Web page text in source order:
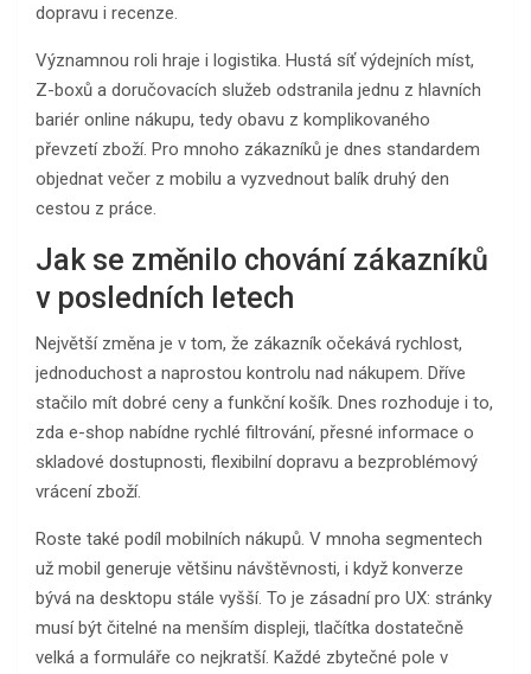
dopravu i recenze.
Významnou roli hraje i logistika. Hustá síť výdejních míst,
Z-boxů a doručovacích služeb odstranila jednu z hlavních
bariér online nákupu, tedy obavu z komplikovaného
převzetí zboží. Pro mnoho zákazníků je dnes standardem
objednat večer z mobilu a vyzvednout balík druhý den
cestou z práce.
Jak se změnilo chování zákazníků
v posledních letech
Největší změna je v tom, že zákazník očekává rychlost,
jednoduchost a naprostou kontrolu nad nákupem. Dříve
stačilo mít dobré ceny a funkční košík. Dnes rozhoduje i to,
zda e-shop nabídne rychlé filtrování, přesné informace o
skladové dostupnosti, flexibilní dopravu a bezproblémový
vrácení zboží.
Roste také podíl mobilních nákupů. V mnoha segmentech
už mobil generuje většinu návštěvnosti, i když konverze
bývá na desktopu stále vyšší. To je zásadní pro UX: stránky
musí být čitelné na menším displeji, tlačítka dostatečně
velká a formuláře co nejkratší. Každé zbytečné pole v